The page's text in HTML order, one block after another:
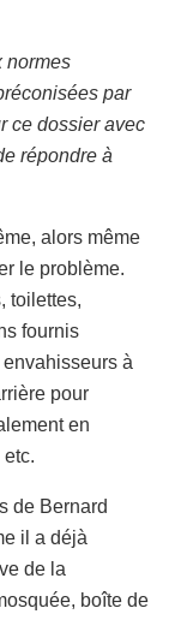
normes
par
ce dossier avec
répondre à
alors même
le problème.
toilettes,
fournis
envahisseurs à
pour
en
de Bernard
il a déjà
de la
boîte de